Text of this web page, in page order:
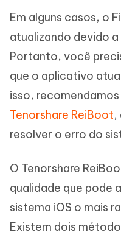
Em alguns casos, o
atualizando devido a
Portanto, você
que o aplicativo
isso,
Tenorshare ReiBoot,
resolver o erro do
O Tenorshare
qualidade que pode
sistema iOS o mais
Existem dois